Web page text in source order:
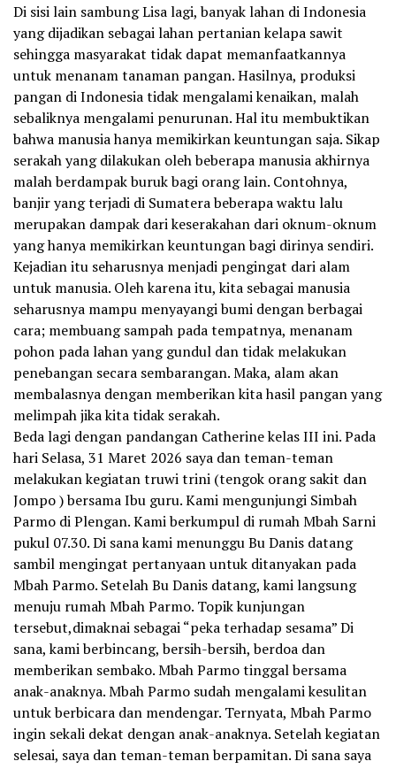
Di sisi lain sambung Lisa lagi, banyak lahan di Indonesia
yang dijadikan sebagai lahan pertanian kelapa sawit
sehingga masyarakat tidak dapat memanfaatkannya
untuk menanam tanaman pangan. Hasilnya, produksi
pangan di Indonesia tidak mengalami kenaikan, malah
sebaliknya mengalami penurunan. Hal itu membuktikan
bahwa manusia hanya memikirkan keuntungan saja. Sikap
serakah yang dilakukan oleh beberapa manusia akhirnya
malah berdampak buruk bagi orang lain. Contohnya,
banjir yang terjadi di Sumatera beberapa waktu lalu
merupakan dampak dari keserakahan dari oknum-oknum
yang hanya memikirkan keuntungan bagi dirinya sendiri.
Kejadian itu seharusnya menjadi pengingat dari alam
untuk manusia. Oleh karena itu, kita sebagai manusia
seharusnya mampu menyayangi bumi dengan berbagai
cara; membuang sampah pada tempatnya, menanam
pohon pada lahan yang gundul dan tidak melakukan
penebangan secara sembarangan. Maka, alam akan
membalasnya dengan memberikan kita hasil pangan yang
melimpah jika kita tidak serakah.
Beda lagi dengan pandangan Catherine kelas III ini. Pada
hari Selasa, 31 Maret 2026 saya dan teman-teman
melakukan kegiatan truwi trini (tengok orang sakit dan
Jompo ) bersama Ibu guru. Kami mengunjungi Simbah
Parmo di Plengan. Kami berkumpul di rumah Mbah Sarni
pukul 07.30. Di sana kami menunggu Bu Danis datang
sambil mengingat pertanyaan untuk ditanyakan pada
Mbah Parmo. Setelah Bu Danis datang, kami langsung
menuju rumah Mbah Parmo. Topik kunjungan
tersebut,dimaknai sebagai “peka terhadap sesama” Di
sana, kami berbincang, bersih-bersih, berdoa dan
memberikan sembako. Mbah Parmo tinggal bersama
anak-anaknya. Mbah Parmo sudah mengalami kesulitan
untuk berbicara dan mendengar. Ternyata, Mbah Parmo
ingin sekali dekat dengan anak-anaknya. Setelah kegiatan
selesai, saya dan teman-teman berpamitan. Di sana saya